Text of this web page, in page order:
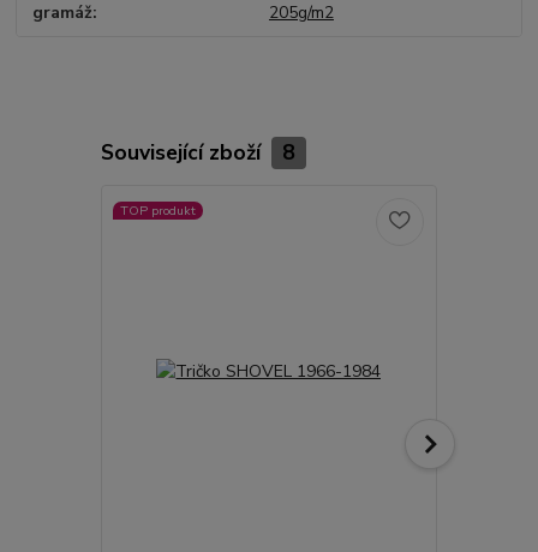
gramáž 205g/m2
Související zboží 8
TOP produkt